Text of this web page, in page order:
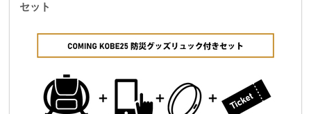
セット